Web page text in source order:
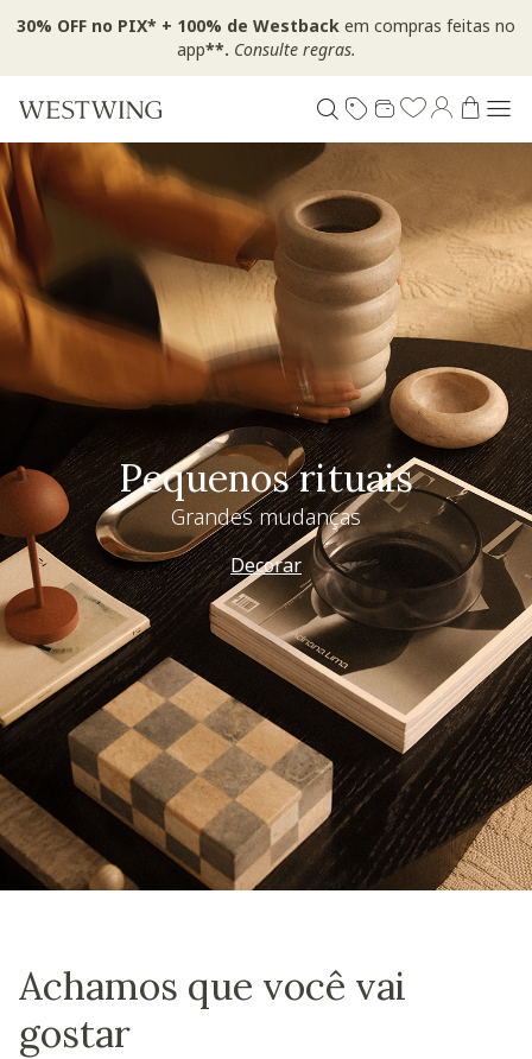
30% OFF no PIX* + 100% de Westback em compras feitas no
app**. Consulte regras.
Pequenos rituais
Grandes mudanças
Decorar
Achamos que você vai
gostar